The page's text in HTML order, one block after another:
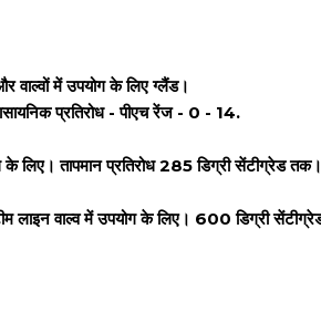
वाल्वों में उपयोग के लिए ग्लैंड।
प्रतिरोध - पीएच रेंज - 0 - 14.
लिए। तापमान प्रतिरोध 285 डिग्री सेंटीग्रेड
लाइन वाल्व में उपयोग के लिए। 600 डिग्री